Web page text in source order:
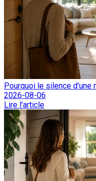
Pourquoi le silence d'une
2026-08-06
Lire l'article